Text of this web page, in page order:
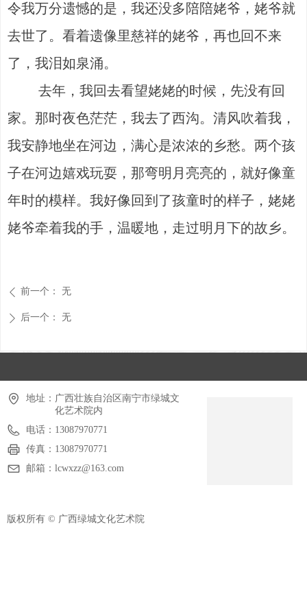
令我万分遗憾的是，我还没多陪陪姥爷，姥爷就
去世了。看着遗像里慈祥的姥爷，再也回不来
了，我泪如泉涌。
去年，我回去看望姥姥的时候，先没有回
家。那时夜色茫茫，我去了西沟。清风吹着我，
我安静地坐在河边，满心是浓浓的乡愁。两个孩
子在河边嬉戏玩耍，那弯明月亮亮的，就好像童
年时的模样。我好像回到了孩童时的样子，姥姥
姥爷牵着我的手，温暖地，走过明月下的故乡。
ꄴ 前一个： 无
ꄲ 后一个： 无
地址： 广西壮族自治区南宁市绿城文
化艺术院内
电话： 13087970771
传真： 13087970771
邮箱： lcwxzz@163.com
版权所有 © 广西绿城文化艺术院